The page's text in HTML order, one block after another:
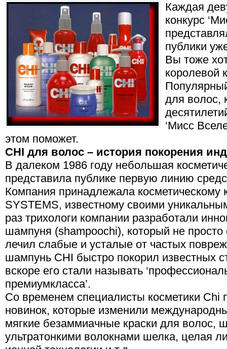
Каждая
конкурс
публики
Вы тоже
королевой
для волос,
‘Мисс
этом поможет.
CHI для волос – история покорения
В далеком 1986 году небольшая
представила публике первую линию
Компания принадлежала косметическому
SYSTEMS, известному своими
раз трихологи компании разработали
шампуня (shampoochi), который не
лечил слабые и усталые от частых
шампунь CHI быстро покорил известных
вскоре его стали называть
премиумкласса’.
Со временем специалисты косметики Chi
новинок, которые изменили
мягкие безаммиачные краски для волос,
ультратонкими волокнами шелка, целая